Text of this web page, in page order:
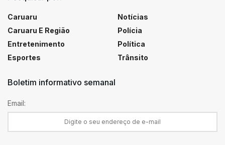
Caruaru
Caruaru E Região
Entretenimento
Esportes
Notícias
Polícia
Política
Trânsito
Boletim informativo semanal
Email: